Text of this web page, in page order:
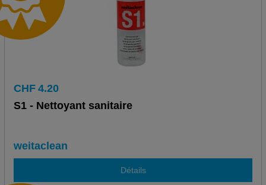
CHF 4.20
S1 - Nettoyant sanitaire
weitaclean
Détails